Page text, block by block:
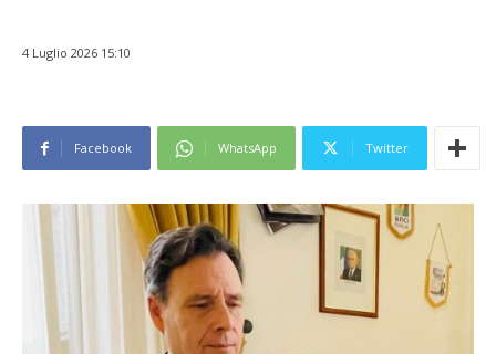
4 Luglio 2026 15:10
Facebook WhatsApp Twitter